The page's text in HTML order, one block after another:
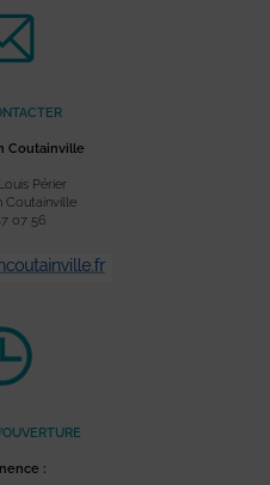
Coutainville
Périer
Coutainville
07 56
: